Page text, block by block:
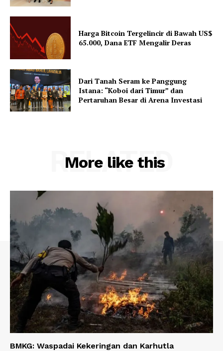
Harga Bitcoin Tergelincir di Bawah US$
65.000, Dana ETF Mengalir Deras
Dari Tanah Seram ke Panggung
Istana: “Koboi dari Timur” dan
Pertaruhan Besar di Arena Investasi
More like this
RELATED
BMKG: Waspadai Kekeringan dan Karhutla